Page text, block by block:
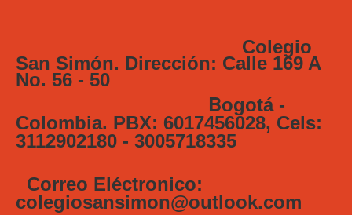
Colegio
San Simón. Dirección: Calle 169 A
No. 56 - 50
Bogotá -
Colombia. PBX: 6017456028, Cels:
3112902180 - 3005718335
Correo Eléctronico:
colegiosansimon@outlook.com